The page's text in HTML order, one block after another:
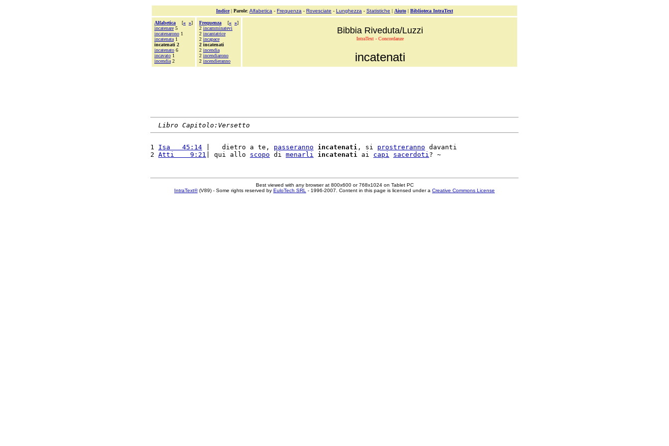
Indice| Parole: Alfabetica - Frequenza - Rovesciate - Lunghezza - Statistiche | Aiuto | Biblioteca IntraText
Alfabetica [« »]
incatenare 5
incatenarono 1
incatenata 1
incatenati 2
incatenato 6
incavato 1
incendia 2
Frequenza [« »]
2 incamminatevi
2 incantatrice
2 incapace
2 incatenati
2 incendia
2 incendiarono
2 incendieranno
Bibbia Riveduta/Luzzi
IntraText - Concordanze
incatenati
Libro Capitolo:Versetto
1 Isa   45:14 |   dietro a te, passeranno incatenati , si prostreranno davanti
2 Atti    9:21 | qui allo scopo di menarli incatenati ai capi sacerdoti
Best viewed with any browser at 800x600 or 768x1024 on Tablet PC
IntraText®(V89) - Some rights reserved by EuloTech SRL - 1996-2007. Content in this page is licensed under a Creative Commons License